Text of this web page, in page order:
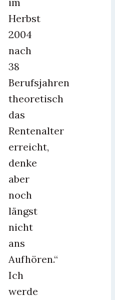
Herbst
2004
nach
38
Berufsjahren
theoretisch
das
Rentenalter
erreicht,
denke
aber
noch
längst
nicht
ans
Aufhören.“
Ich
werde